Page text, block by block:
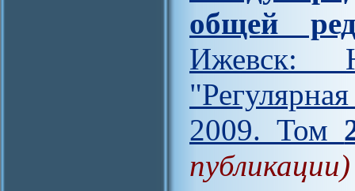
общей
Ижевск:
2009. Том
публикации)